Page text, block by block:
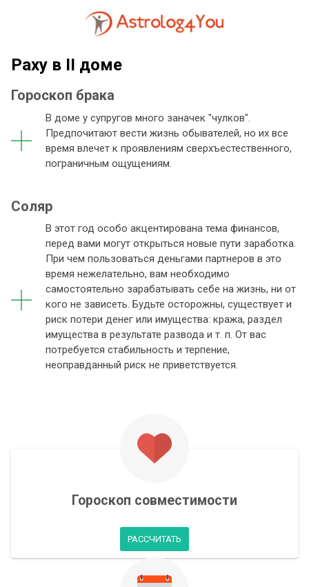
Раху в II доме
Гороскоп брака
В доме у супругов много заначек "чулков".
Предпочитают вести жизнь обывателей, но их все
время влечет к проявлениям сверхъестественного,
пограничным ощущениям.
Соляр
В этот год особо акцентирована тема финансов,
перед вами могут открыться новые пути заработка.
При чем пользоваться деньгами партнеров в это
время нежелательно, вам необходимо
самостоятельно зарабатывать себе на жизнь, ни от
кого не зависеть. Будьте осторожны, существует и
риск потери денег или имущества: кража, раздел
имущества в результате развода и т. п. От вас
потребуется стабильность и терпение,
неоправданный риск не приветствуется.
Гороскоп совместимости
РАССЧИТАТЬ